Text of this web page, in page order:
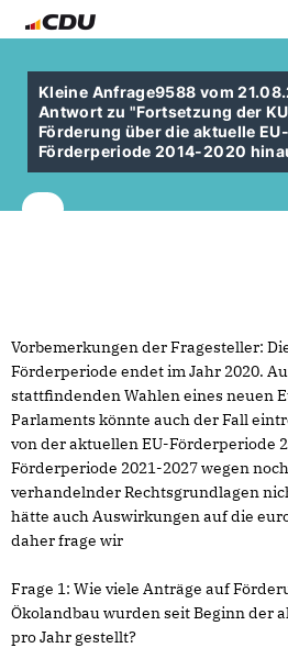
Kleine Anfrage9588 vom
Antwort zu "Fortsetzung der
Förderung über die aktuelle EU-
Förderperiode 2014-2020
Vorbemerkungen der Fragesteller:
Förderperiode endet im Jahr 2020.
stattfindenden Wahlen eines neuen
Parlaments könnte auch der Fall
von der aktuellen EU-Förderperiode
Förderperiode 2021-2027 wegen
verhandelnder Rechtsgrundlagen
hätte auch Auswirkungen auf die
daher frage wir
Frage 1: Wie viele Anträge auf
Ökolandbau wurden seit Beginn der
pro Jahr gestellt?